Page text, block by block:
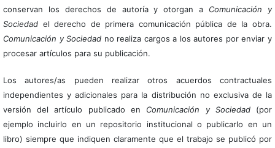
conservan los derechos de autoría y otorgan a Comunicación y
Sociedadel derecho de primera comunicación pública de la obra.
Comunicación y Sociedad no realiza cargos a los autores por enviar y
procesar artículos para su publicación.
Los autores/as pueden realizar otros acuerdos contractuales
independientes y adicionales para la distribución no exclusiva de la
versión del artículo publicado en Comunicación y Sociedad(por
ejemplo incluirlo en un repositorio institucional o publicarlo en un
libro) siempre que indiquen claramente que el trabajo se publicó por